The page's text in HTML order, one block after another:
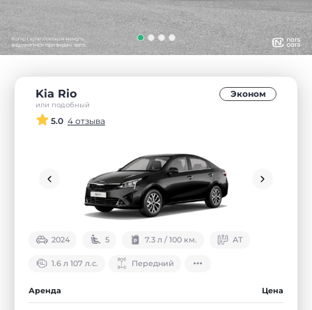
Kia Rio
или подобный
Эконом
5.0 4 отзыва
2024 5 7.3 л / 100 км. АТ
1.6 л 107 л.с. Передний
Аренда Цена